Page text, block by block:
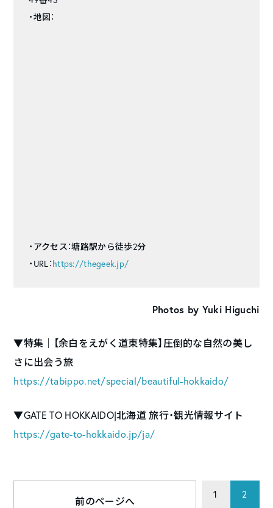
・地図：
・アクセス：塘路駅から徒歩2分
・URL：https://thegeek.jp/
Photos by Yuki Higuchi
▼特集｜【余白をえがく道東特集】圧倒的な自然の美し
さに出会う旅
https://tabippo.net/special/beautiful-hokkaido/
▼GATE TO HOKKAIDO|北海道 旅行・観光情報サイト
https://gate-to-hokkaido.jp/ja/
前のページへ
1 2